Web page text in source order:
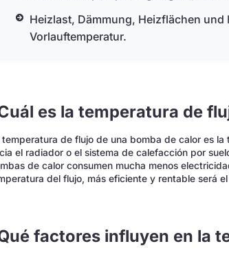
Heizlast, Dämmung, Heizflächen
Vorlauftemperatur.
es la temperatura de
temperatura de flujo de una bomba de calor es
el radiador o el sistema de calefacción por
de calor consumen mucha menos
del flujo, más eficiente y rentable será
factores influyen en la